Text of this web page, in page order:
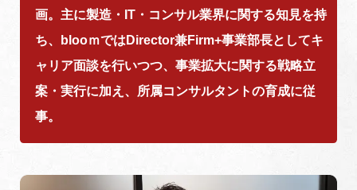
画。主に製造・IT・コンサル業界に関する知見を持
ち、blooｍではDirector兼Firm+事業部長としてキ
ャリア面談を行いつつ、事業拡大に関する戦略立
案・実行に加え、所属コンサルタントの育成に従
事。